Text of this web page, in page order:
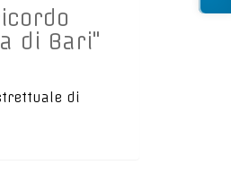
di Bari"
di